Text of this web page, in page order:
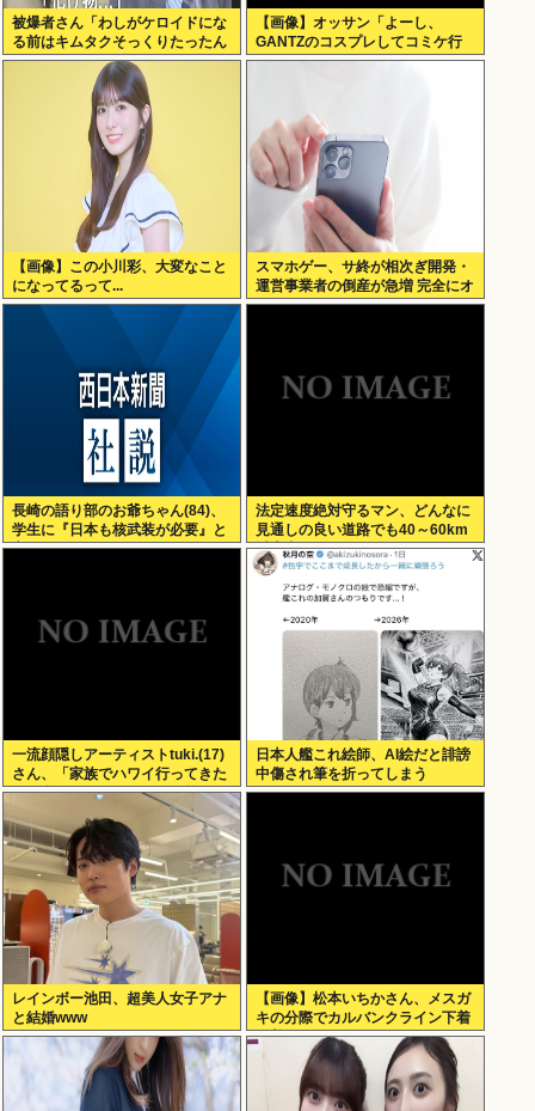
被爆者さん「わしがケロイドにな
る前はキムタクそっくりたったん
じゃ」ハードなギャグをかます
【画像】オッサン「よーし、
GANTZのコスプレしてコミケ行
くかー」
【画像】この小川彩、大変なこと
になってるって...
スマホゲー、サ終が相次ぎ開発・
運営事業者の倒産が急増 完全にオ
ワコンか
長崎の語り部のお爺ちゃん(84)、
学生に『日本も核武装が必要』と
言われびっくり
法定速度絶対守るマン、どんなに
見通しの良い道路でも40～60km
以上出さない
一流顔隠しアーティストtuki.(17)
さん、「家族でハワイ行ってきた
w」 自己顕示欲がどんどん抑えら
日本人艦これ絵師、AI絵だと誹謗
中傷され筆を折ってしまう
レインボー池田、超美人女子アナ
と結婚www
【画像】松本いちかさん、メスガ
キの分際でカルバンクライン下着
を着てしまうwww